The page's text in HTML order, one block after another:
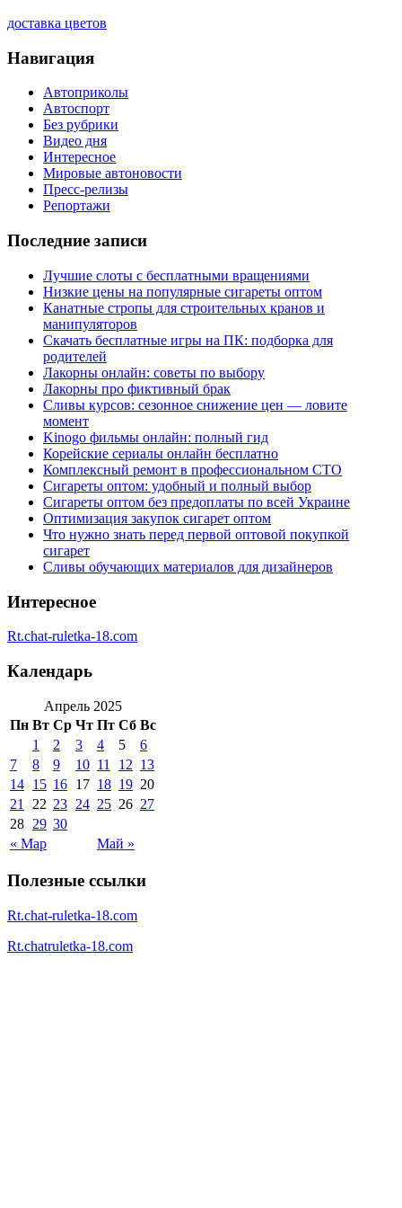
доставка цветов
Навигация
Автоприколы
Автоспорт
Без рубрики
Видео дня
Интересное
Мировые автоновости
Пресс-релизы
Репортажи
Последние записи
Лучшие слоты с бесплатными вращениями
Низкие цены на популярные сигареты оптом
Канатные стропы для строительных кранов и
манипуляторов
Скачать бесплатные игры на ПК: подборка для
родителей
Лакорны онлайн: советы по выбору
Лакорны про фиктивный брак
Сливы курсов: сезонное снижение цен — ловите
момент
Kinogo фильмы онлайн: полный гид
Корейские сериалы онлайн бесплатно
Комплексный ремонт в профессиональном СТО
Сигареты оптом: удобный и полный выбор
Сигареты оптом без предоплаты по всей Украине
Оптимизация закупок сигарет оптом
Что нужно знать перед первой оптовой покупкой
сигарет
Сливы обучающих материалов для дизайнеров
Интересное
Rt.chat-ruletka-18.com
Календарь
Апрель 2025
Пн Вт Ср Чт Пт Сб Вс
« Мар Май »
1 2 3 4 5
6
7
8 9 10 11 12 13
14 15 16 17 18 19 20
21
22 23 24 25 26 27
28 29 30
Полезные ссылки
Rt.chat-ruletka-18.com
Rt.chatruletka-18.com